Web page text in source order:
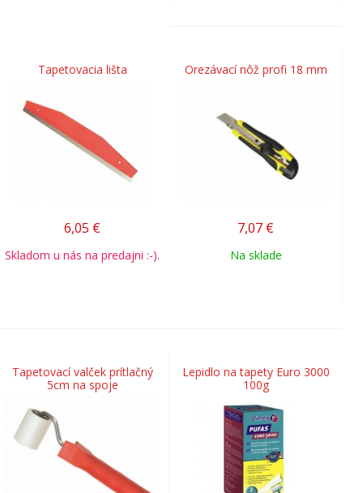
Tapetovacia lišta
6,05 €
Skladom u nás na predajni :-).
Orezávací nôž profi 18 mm
7,07 €
Na sklade
Tapetovací valček prítlačný
5cm na spoje
Lepidlo na tapety Euro 3000
100g